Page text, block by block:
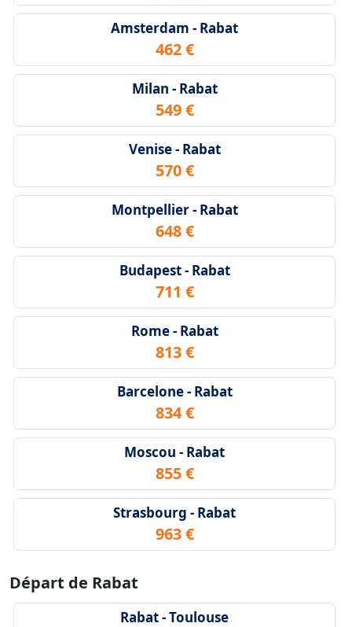
Amsterdam - Rabat
462 €
Milan - Rabat
549 €
Venise - Rabat
570 €
Montpellier - Rabat
648 €
Budapest - Rabat
711 €
Rome - Rabat
813 €
Barcelone - Rabat
834 €
Moscou - Rabat
855 €
Strasbourg - Rabat
963 €
Départ de Rabat
Rabat - Toulouse